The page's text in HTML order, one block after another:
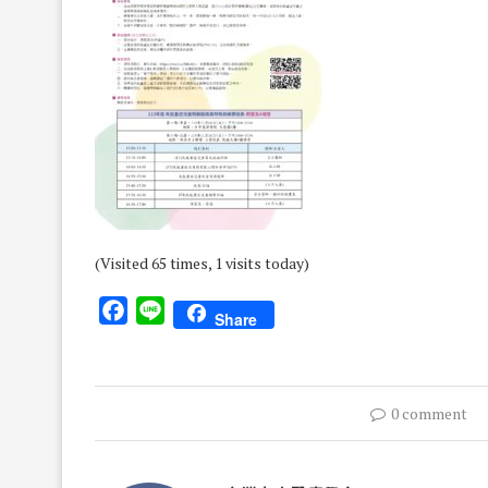
(Visited 65 times, 1 visits today)
Facebook
Line Share
0 comment